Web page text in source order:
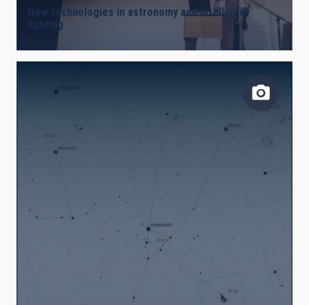
LINES OF INSTRUMENTATION
ASTROPHYSICAL
New technologies in astronomy and intelligent
lighting